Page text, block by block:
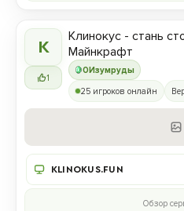
К
1
0Изумруды
Клинокус - стань
Майнкрафт
25 игроков онлайн
KLINOKUS.FUN
Обзор